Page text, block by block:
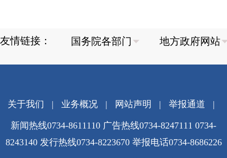
友情链接：
关于我们 | 业务概况| 网站声明 | 举报通道 |
新闻热线0734-8611110 广告热线0734-8247111 0734-
8243140 发行热线0734-8223670 举报电话0734-8686226